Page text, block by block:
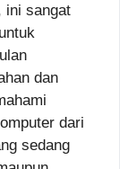
ini sangat
dan
dari
sedang